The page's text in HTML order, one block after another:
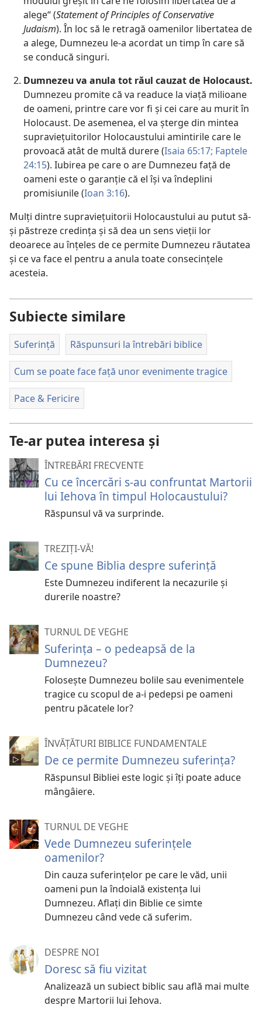
alege“ (Statement of Principles of Conservative
Judaism). În loc să le retragă oamenilor libertatea de
a alege, Dumnezeu le-a acordat un timp în care să
se conducă singuri.
Dumnezeu va anula tot răul cauzat de Holocaust.
Dumnezeu promite că va readuce la viață milioane
de oameni, printre care vor fi și cei care au murit în
Holocaust. De asemenea, el va șterge din mintea
supraviețuitorilor Holocaustului amintirile care le
provoacă atât de multă durere (Isaia 65:17; Faptele
24:15). Iubirea pe care o are Dumnezeu față de
oameni este o garanție că el își va îndeplini
promisiunile (Ioan 3:16).
Mulți dintre supraviețuitorii Holocaustului au putut să-
și păstreze credința și să dea un sens vieții lor
deoarece au înțeles de ce permite Dumnezeu răutatea
și ce va face el pentru a anula toate consecințele
acesteia.
Subiecte similare
Suferință Răspunsuri la întrebări biblice
Cum se poate face față unor evenimente tragice
Pace & Fericire
Te-ar putea interesa și
ÎNTREBĂRI FRECVENTE
Cu ce încercări s-au confruntat Martorii
lui Iehova în timpul Holocaustului?
Răspunsul vă va surprinde.
TREZIȚI-VĂ!
Ce spune Biblia despre suferinţă
Este Dumnezeu indiferent la necazurile şi
durerile noastre?
TURNUL DE VEGHE
Suferința – o pedeapsă de la
Dumnezeu?
Folosește Dumnezeu bolile sau evenimentele
tragice cu scopul de a-i pedepsi pe oameni
pentru păcatele lor?
ÎNVĂȚĂTURI BIBLICE FUNDAMENTALE
De ce permite Dumnezeu suferința?
Răspunsul Bibliei este logic și îți poate aduce
mângâiere.
TURNUL DE VEGHE
Vede Dumnezeu suferinţele
oamenilor?
Din cauza suferinţelor pe care le văd, unii
oameni pun la îndoială existenţa lui
Dumnezeu. Aflaţi din Biblie ce simte
Dumnezeu când vede că suferim.
DESPRE NOI
Doresc să fiu vizitat
Analizează un subiect biblic sau află mai multe
despre Martorii lui Iehova.